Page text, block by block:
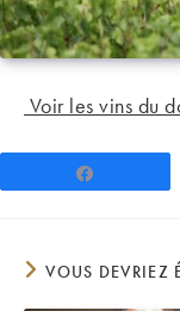
Voir les vins du
VOUS DEVRIEZ